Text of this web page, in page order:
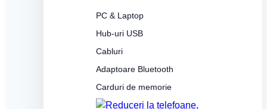
PC & Laptop
Hub-uri USB
Cabluri
Adaptoare Bluetooth
Carduri de memorie